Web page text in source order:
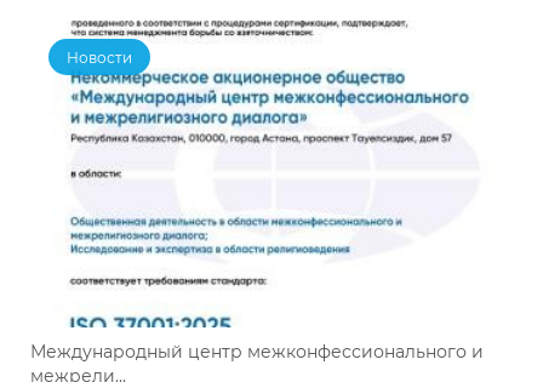
Новости
Международный центр межконфессионального и
межрели...